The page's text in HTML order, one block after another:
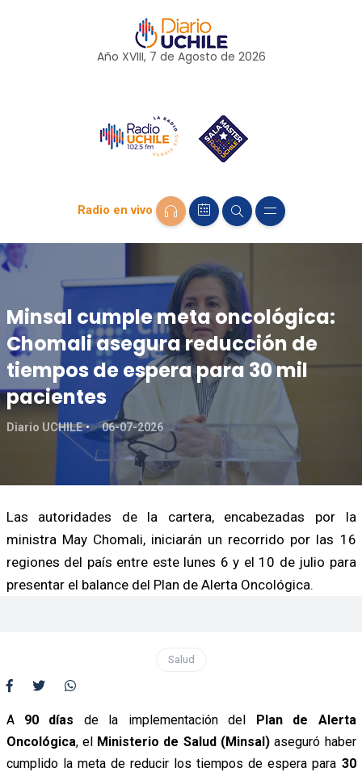
Año XVIII, 7 de Agosto de 2026
Radio en vivo
Minsal cumple meta oncológica:
Chomali asegura reducción de
tiempos de espera para 30 mil
pacientes
Diario UCHILE 06-07-2026
Las autoridades de la cartera, encabezadas por la
ministra May Chomali, iniciarán un recorrido por las 16
regiones del país entre este lunes 6 y el 10 de julio para
presentar el balance del Plan de Alerta Oncológica.
Salud
A 90 días de la implementación del Plan de Alerta
Oncológica, el Ministerio de Salud (Minsal)aseguró haber
cumplido la meta de reducir los tiempos de espera para 30